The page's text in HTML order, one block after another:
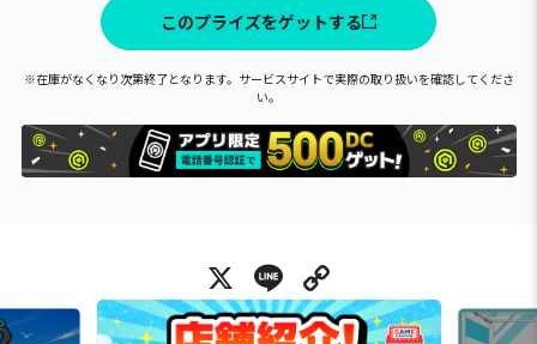
このプライズをゲットする
※在庫がなくなり次第終了となります。サービスサイトで実際の取り扱いを確認してくださ
い。
X Line